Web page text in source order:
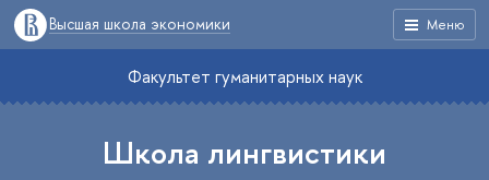
Меню
Высшая школа экономики
Факультет гуманитарных наук
Школа лингвистики